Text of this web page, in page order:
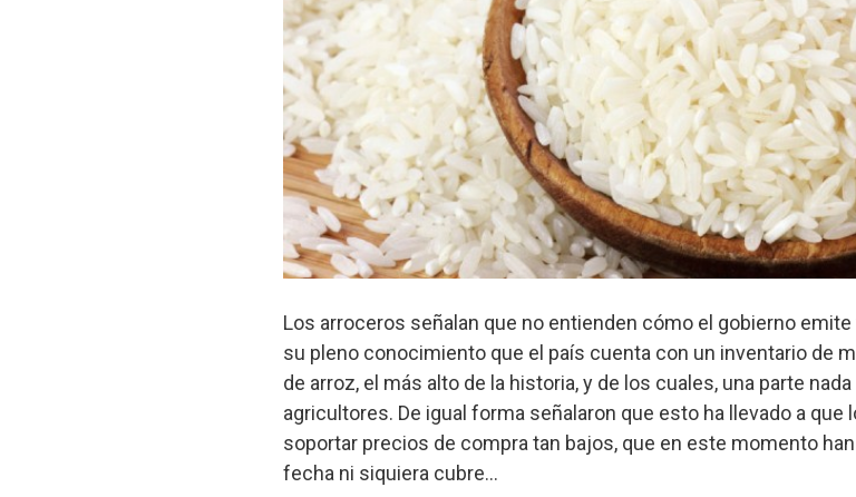
Los arroceros señalan que no entienden cómo el gobierno
su pleno conocimiento que el país cuenta con un inventario de
de arroz, el más alto de la historia, y de los cuales, una parte
agricultores. De igual forma señalaron que esto ha llevado a
soportar precios de compra tan bajos, que en este momento
fecha ni siquiera cubre...